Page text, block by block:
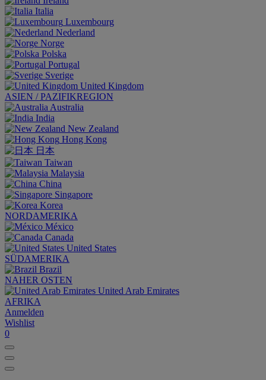
Italia
Luxembourg
Nederland
Norge
Polska
Portugal
Sverige
United Kingdom
ASIEN / PAZIFIKREGION
Australia
India
New Zealand
Hong Kong
日本
Taiwan
Malaysia
China
Singapore
Korea
NORDAMERIKA
México
Canada
United States
SÜDAMERIKA
Brazil
NAHER OSTEN
United Arab Emirates
AFRIKA
Anmelden
Wishlist
0